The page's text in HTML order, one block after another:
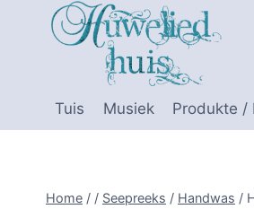
Tuis Musiek Produkte /
Home / / Seepreeks / Handwas /